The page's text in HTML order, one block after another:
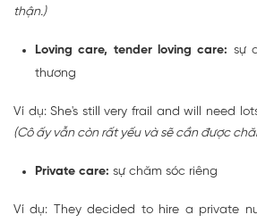
thận.)
Loving care, tender loving care: sự
thương
Ví dụ: She's still very frail and will need
(Cô ấy vẫn còn rất yếu và sẽ cần được
Private care: sự chăm sóc riêng
Ví dụ: They decided to hire a private